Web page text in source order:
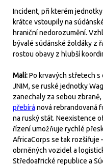
Incident, při kterém
krátce vstoupily na
hraniční nedorozumění.
bývalé súdánské žoldáky z
rostou obavy z hlubší
Mali:Po krvavých střetech s
JNIM, se ruské jednotky
zanechaly za sebou
přebírá nová rebrandovaná
na ruský stát. Neexistence
řízení umožňuje rychlé
AfricaCorps se tak rozšiřuje
obrněných vozidel a
Středoafrické republice a